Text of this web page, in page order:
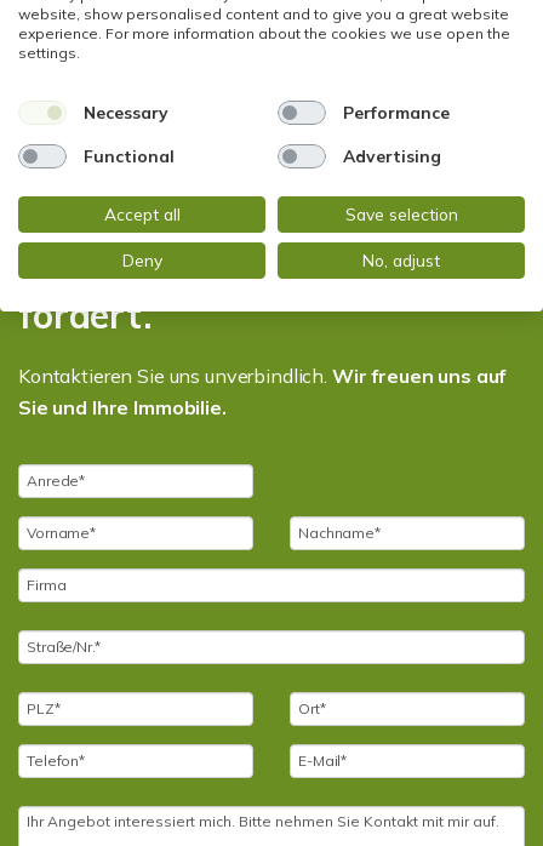
ist eine wunderbare Visitenkarte und bewirkt einen
guten ersten Eindruck.
Erfahren Sie mehr darüber,
wie Optik den Verkauf
fördert.
Kontaktieren Sie uns unverbindlich. Wir freuen uns auf
Sie und Ihre Immobilie.
website, show personalised content and to give you a great website
experience. For more information about the cookies we use open the
settings.
Necessary Performance
Functional Advertising
Accept all Save selection
Deny No, adjust